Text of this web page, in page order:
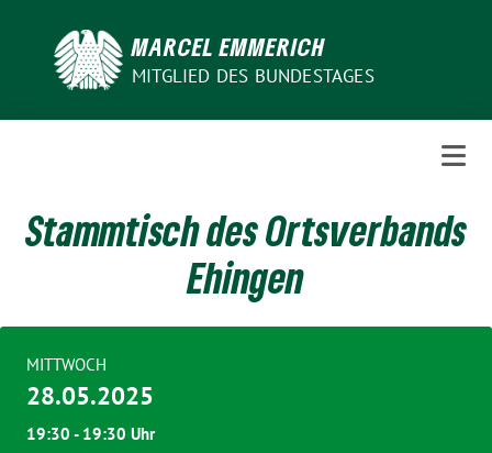
MARCEL EMMERICH
MITGLIED DES BUNDESTAGES
Stammtisch des Ortsverbands
Ehingen
MITTWOCH
28.05.2025
19:30 - 19:30 Uhr